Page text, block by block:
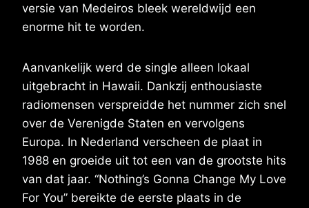
versie van Medeiros bleek wereldwijd een
enorme hit te worden.
Aanvankelijk werd de single alleen lokaal
uitgebracht in Hawaii. Dankzij enthousiaste
radiomensen verspreidde het nummer zich snel
over de Verenigde Staten en vervolgens
Europa. In Nederland verscheen de plaat in
1988 en groeide uit tot een van de grootste hits
van dat jaar. “Nothing’s Gonna Change My Love
For You” bereikte de eerste plaats in de